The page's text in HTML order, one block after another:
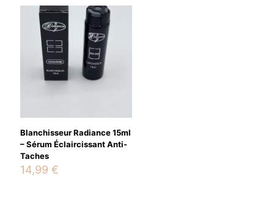
Email*
Save my name, email, and website in this browser for the
next time I comment.
Blanchisseur Radiance 15ml
– Sérum Éclaircissant Anti-
Taches
14,99 €